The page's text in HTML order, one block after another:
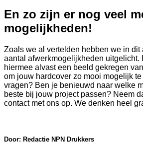
En zo zijn er nog veel
mogelijkheden!
Zoals we al vertelden hebben we in dit
aantal afwerkmogelijkheden uitgelicht.
hiermee alvast een beeld gekregen
om jouw hardcover zo mooi mogelijk
vragen? Ben je benieuwd naar welke
beste bij jouw project passen? Neem
contact met ons op. We denken heel
Door: Redactie NPN Drukkers